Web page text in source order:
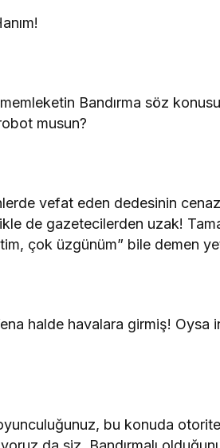
Bandırma söz
musun?
vefat eden dedesinin
de gazetecilerden uzak!
çok üzgünüm” bile demen
halde havalara girmiş!
bu konuda